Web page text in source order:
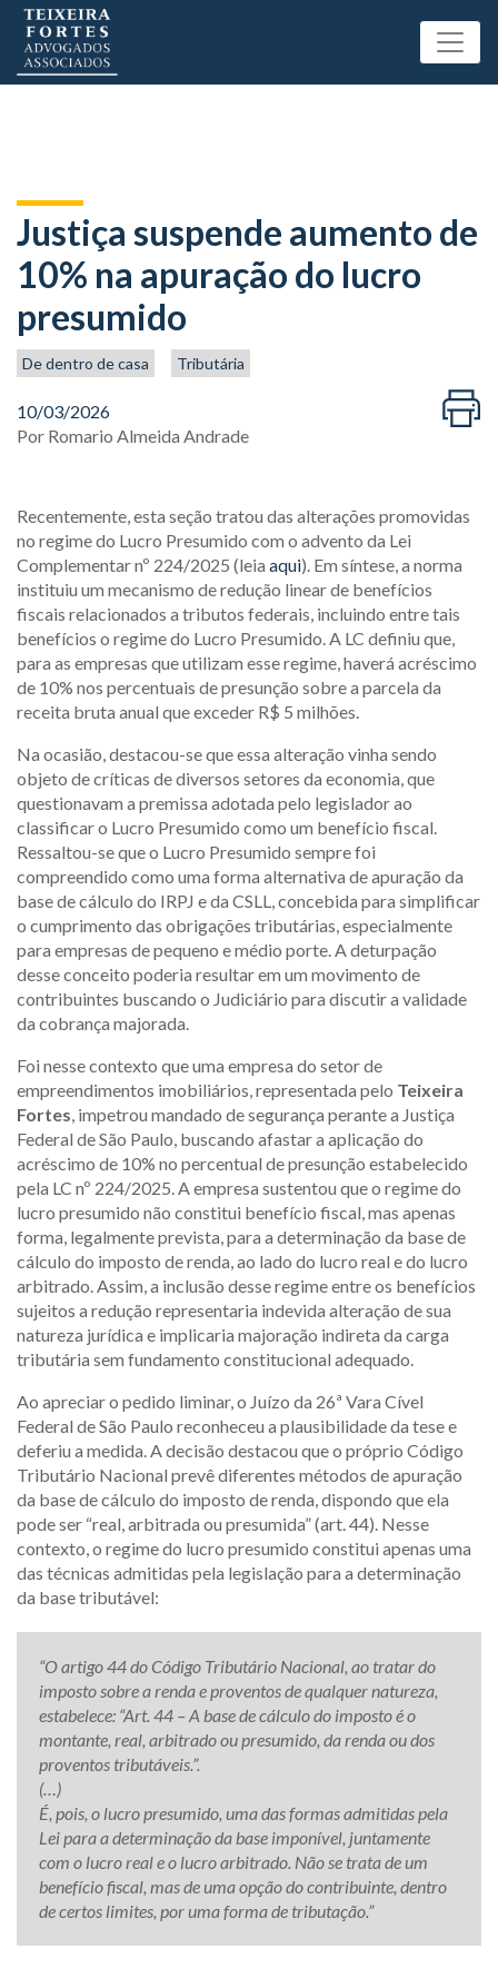
Justiça suspende aumento de
10% na apuração do lucro
presumido
De dentro de casa Tributária
10/03/2026
Por Romario Almeida Andrade
Recentemente, esta seção tratou das alterações promovidas
no regime do Lucro Presumido com o advento da Lei
Complementar nº 224/2025 (leia aqui). Em síntese, a norma
instituiu um mecanismo de redução linear de benefícios
fiscais relacionados a tributos federais, incluindo entre tais
benefícios o regime do Lucro Presumido. A LC definiu que,
para as empresas que utilizam esse regime, haverá acréscimo
de 10% nos percentuais de presunção sobre a parcela da
receita bruta anual que exceder R$ 5 milhões.
Na ocasião, destacou-se que essa alteração vinha sendo
objeto de críticas de diversos setores da economia, que
questionavam a premissa adotada pelo legislador ao
classificar o Lucro Presumido como um benefício fiscal.
Ressaltou-se que o Lucro Presumido sempre foi
compreendido como uma forma alternativa de apuração da
base de cálculo do IRPJ e da CSLL, concebida para simplificar
o cumprimento das obrigações tributárias, especialmente
para empresas de pequeno e médio porte. A deturpação
desse conceito poderia resultar em um movimento de
contribuintes buscando o Judiciário para discutir a validade
da cobrança majorada.
Foi nesse contexto que uma empresa do setor de
empreendimentos imobiliários, representada pelo Teixeira
Fortes, impetrou mandado de segurança perante a Justiça
Federal de São Paulo, buscando afastar a aplicação do
acréscimo de 10% no percentual de presunção estabelecido
pela LC nº 224/2025. A empresa sustentou que o regime do
lucro presumido não constitui benefício fiscal, mas apenas
forma, legalmente prevista, para a determinação da base de
cálculo do imposto de renda, ao lado do lucro real e do lucro
arbitrado. Assim, a inclusão desse regime entre os benefícios
sujeitos a redução representaria indevida alteração de sua
natureza jurídica e implicaria majoração indireta da carga
tributária sem fundamento constitucional adequado.
Ao apreciar o pedido liminar, o Juízo da 26ª Vara Cível
Federal de São Paulo reconheceu a plausibilidade da tese e
deferiu a medida. A decisão destacou que o próprio Código
Tributário Nacional prevê diferentes métodos de apuração
da base de cálculo do imposto de renda, dispondo que ela
pode ser “real, arbitrada ou presumida” (art. 44). Nesse
contexto, o regime do lucro presumido constitui apenas uma
das técnicas admitidas pela legislação para a determinação
da base tributável:
“O artigo 44 do Código Tributário Nacional, ao tratar do
imposto sobre a renda e proventos de qualquer natureza,
estabelece: “Art. 44 – A base de cálculo do imposto é o
montante, real, arbitrado ou presumido, da renda ou dos
proventos tributáveis.”.
(…)
É, pois, o lucro presumido, uma das formas admitidas pela
Lei para a determinação da base imponível, juntamente
com o lucro real e o lucro arbitrado. Não se trata de um
benefício fiscal, mas de uma opção do contribuinte, dentro
de certos limites, por uma forma de tributação.”